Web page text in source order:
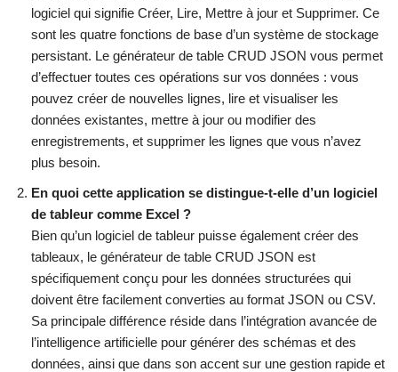
logiciel qui signifie Créer, Lire, Mettre à jour et Supprimer. Ce
sont les quatre fonctions de base d’un système de stockage
persistant. Le générateur de table CRUD JSON vous permet
d’effectuer toutes ces opérations sur vos données : vous
pouvez créer de nouvelles lignes, lire et visualiser les
données existantes, mettre à jour ou modifier des
enregistrements, et supprimer les lignes que vous n’avez
plus besoin.
En quoi cette application se distingue-t-elle d’un logiciel
de tableur comme Excel ?
Bien qu’un logiciel de tableur puisse également créer des
tableaux, le générateur de table CRUD JSON est
spécifiquement conçu pour les données structurées qui
doivent être facilement converties au format JSON ou CSV.
Sa principale différence réside dans l’intégration avancée de
l’intelligence artificielle pour générer des schémas et des
données, ainsi que dans son accent sur une gestion rapide et